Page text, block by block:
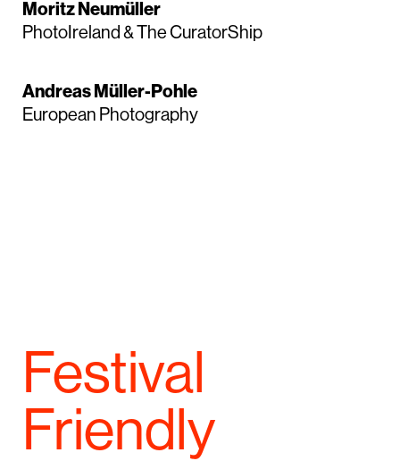
Moritz Neumüller
PhotoIreland & The CuratorShip
Andreas Müller-Pohle
European Photography
Festival
Friendly